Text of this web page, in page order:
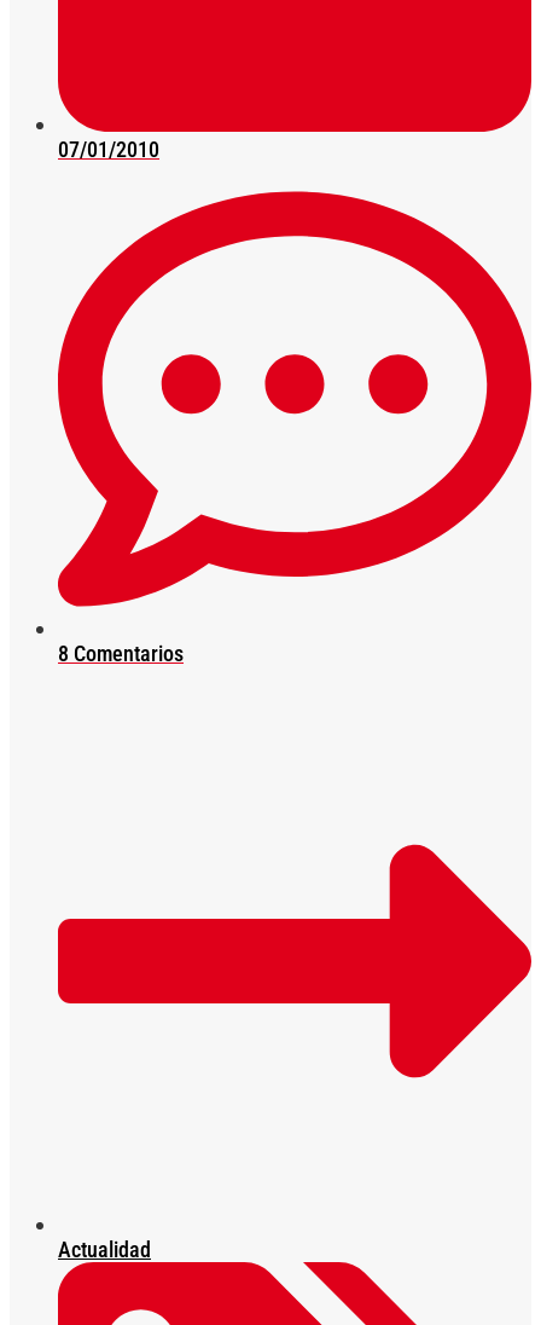
07/01/2010
8 Comentarios
Actualidad